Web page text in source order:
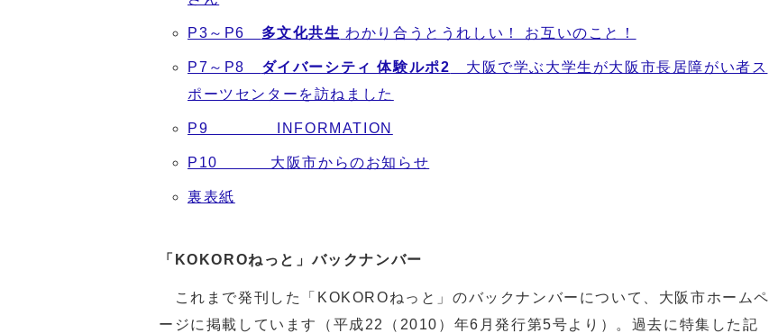
P3～P6 多文化共生 わかり合うとうれしい！ お互いのこと！
P7～P8 ダイバーシティ 体験ルポ2 大阪で学ぶ大学生が大阪市長居障がい者ス
ポーツセンターを訪ねました
P9 INFORMATION
P10 大阪市からのお知らせ
裏表紙
「KOKOROねっと」バックナンバー
これまで発刊した「KOKOROねっと」のバックナンバーについて、大阪市ホームペ
ージに掲載しています（平成22（2010）年6月発行第5号より）。過去に特集した記